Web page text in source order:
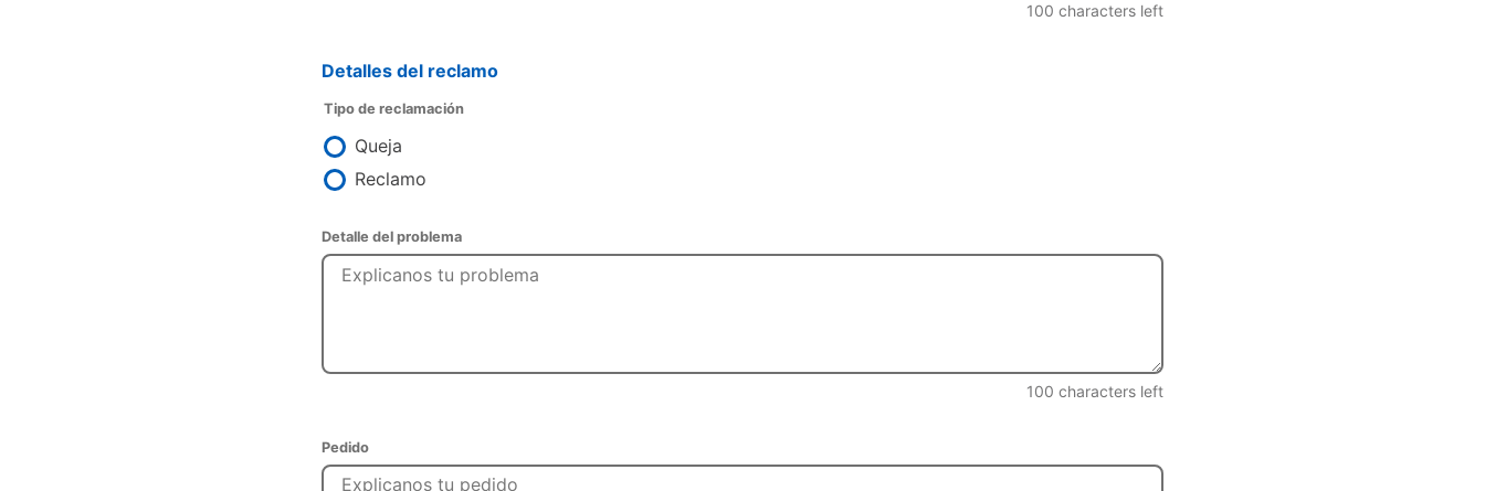
100 characters left
Detalles del reclamo
Tipo de reclamación
Queja
Reclamo
Detalle del problema
100 characters left
Pedido